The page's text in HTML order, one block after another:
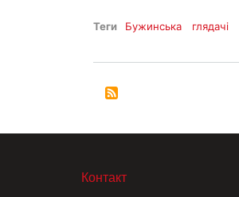
Теги Бужинська глядачі
МЕНЮ В ПОДВАЛЕ
Контакт